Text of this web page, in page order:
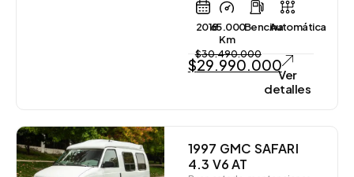
201865.000
Km
BencinaAutomática
$30.490.000
$29.990.000
Ver
detalles
1997 GMC SAFARI
4.3 V6 AT